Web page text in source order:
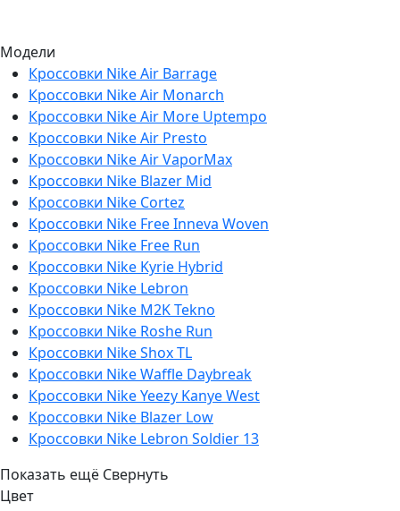
Модели
Кроссовки Nike Air Barrage
Кроссовки Nike Air Monarch
Кроссовки Nike Air More Uptempo
Кроссовки Nike Air Presto
Кроссовки Nike Air VaporMax
Кроссовки Nike Blazer Mid
Кроссовки Nike Cortez
Кроссовки Nike Free Inneva Woven
Кроссовки Nike Free Run
Кроссовки Nike Kyrie Hybrid
Кроссовки Nike Lebron
Кроссовки Nike M2K Tekno
Кроссовки Nike Roshe Run
Кроссовки Nike Shox TL
Кроссовки Nike Waffle Daybreak
Кроссовки Nike Yeezy Kanye West
Кроссовки Nike Blazer Low
Кроссовки Nike Lebron Soldier 13
Показать ещё Свернуть
Цвет